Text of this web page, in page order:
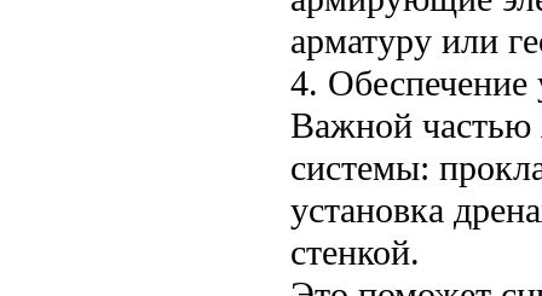
арматуру или
4. Обеспечение
Важной частью
системы:
установка
стенкой.